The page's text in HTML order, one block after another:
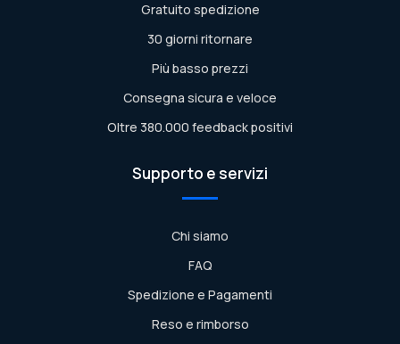
Gratuito spedizione
30 giorni ritornare
Più basso prezzi
Consegna sicura e veloce
Oltre 380.000 feedback positivi
Supporto e servizi
Chi siamo
FAQ
Spedizione e Pagamenti
Reso e rimborso